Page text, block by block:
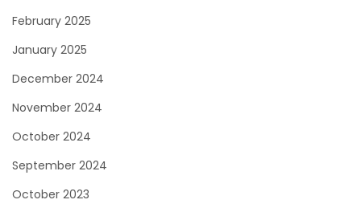
February 2025
January 2025
December 2024
November 2024
October 2024
September 2024
October 2023